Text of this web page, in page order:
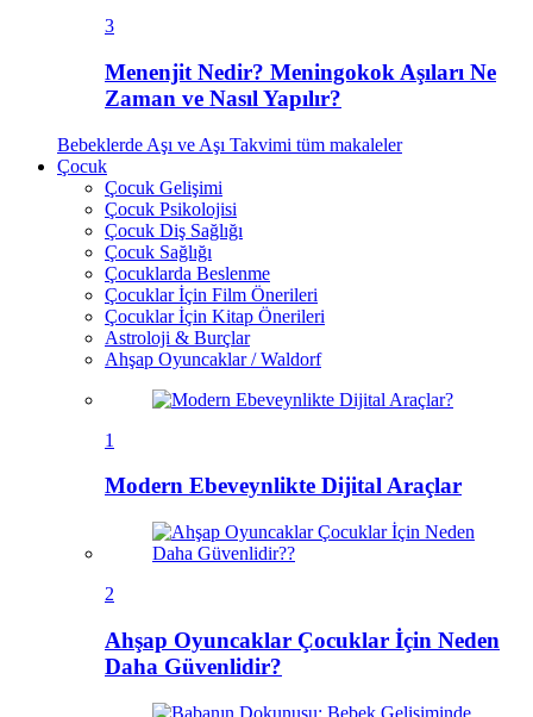
3
Menenjit Nedir? Meningokok Aşıları Ne
Zaman ve Nasıl Yapılır?
Bebeklerde Aşı ve Aşı Takvimi tüm makaleler
Çocuk
Çocuk Gelişimi
Çocuk Psikolojisi
Çocuk Diş Sağlığı
Çocuk Sağlığı
Çocuklarda Beslenme
Çocuklar İçin Film Önerileri
Çocuklar İçin Kitap Önerileri
Astroloji & Burçlar
Ahşap Oyuncaklar / Waldorf
1
Modern Ebeveynlikte Dijital Araçlar
2
Ahşap Oyuncaklar Çocuklar İçin Neden
Daha Güvenlidir?